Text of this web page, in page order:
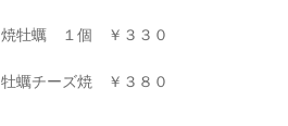
焼牡蠣 １個 ￥３３０
牡蠣チーズ焼 ￥３８０